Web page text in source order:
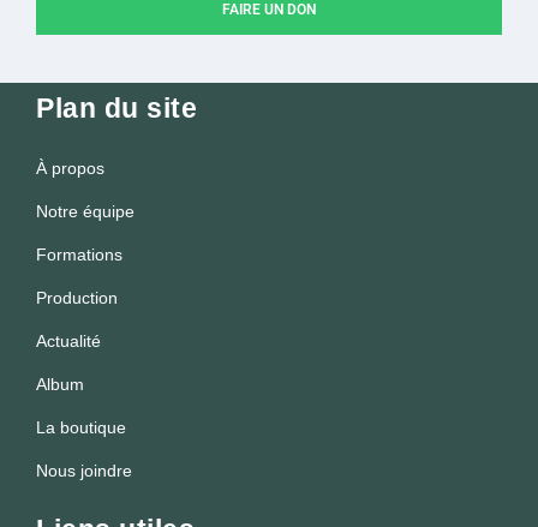
FAIRE UN DON
Plan du site
À propos
Notre équipe
Formations
Production
Actualité
Album
La boutique
Nous joindre